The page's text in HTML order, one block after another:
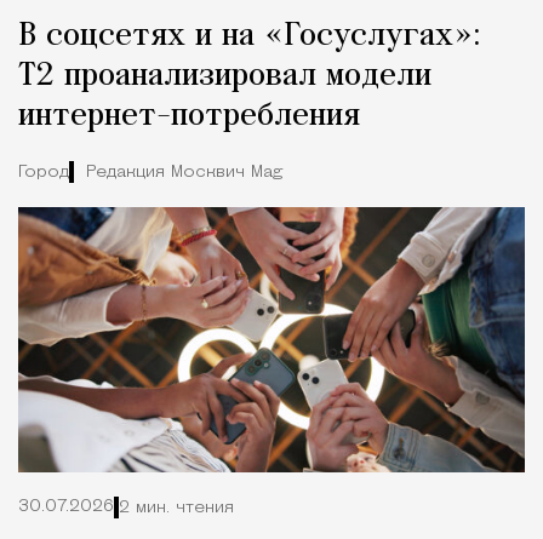
В соцсетях и на «Госуслугах»:
Т2 проанализировал модели
интернет-потребления
Город Редакция Москвич Mag
30.07.2026 2 мин. чтения